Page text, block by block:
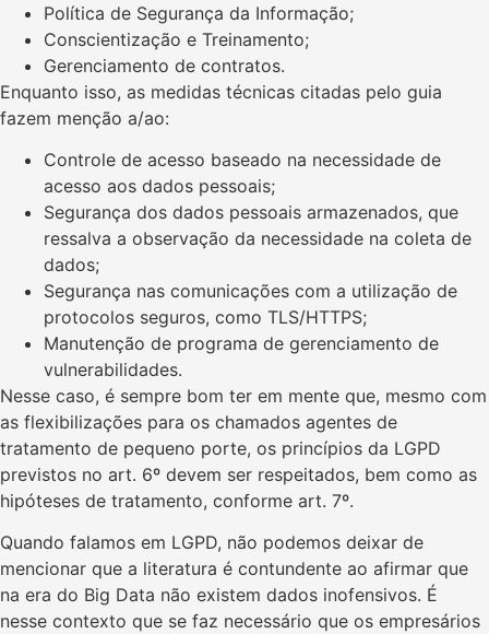
Política de Segurança da Informação;
Conscientização e Treinamento;
Gerenciamento de contratos.
Enquanto isso, as medidas técnicas citadas pelo guia
fazem menção a/ao:
Controle de acesso baseado na necessidade de
acesso aos dados pessoais;
Segurança dos dados pessoais armazenados, que
ressalva a observação da necessidade na coleta de
dados;
Segurança nas comunicações com a utilização de
protocolos seguros, como TLS/HTTPS;
Manutenção de programa de gerenciamento de
vulnerabilidades.
Nesse caso, é sempre bom ter em mente que, mesmo com
as flexibilizações para os chamados agentes de
tratamento de pequeno porte, os princípios da LGPD
previstos no art. 6º devem ser respeitados, bem como as
hipóteses de tratamento, conforme art. 7º.
Quando falamos em LGPD, não podemos deixar de
mencionar que a literatura é contundente ao afirmar que
na era do Big Data não existem dados inofensivos. É
nesse contexto que se faz necessário que os empresários